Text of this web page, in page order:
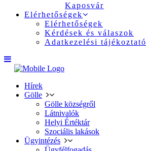
Kaposvár
Elérhetőségek
Elérhetőségek
Kérdések és válaszok
Adatkezelési tájékoztató
Hírek
Gölle
Gölle községről
Látnivalók
Helyi Értéktár
Szociális lakások
Ügyintézés